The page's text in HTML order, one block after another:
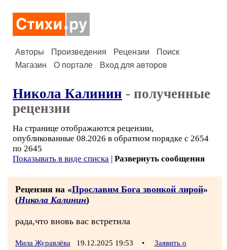
Авторы Произведения Рецензии
Поиск
Магазин
О портале Вход для авторов
Никола Калинин - полученные
рецензии
На странице отображаются рецензии,
опубликованные 08.2026 в обратном порядке с 2654
по 2645
Показывать в виде списка | Развернуть сообщения
Рецензия на «Прославим Бога звонкой лирой»
(Никола Калинин)
рада,что вновь вас встретила
Мила Журавлёва 19.12.2025 19:53 •
Заявить о